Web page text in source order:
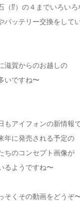
（⁉︎）の４までいろい
バッテリー交換をして
滋賀からのお越しの
いですね〜
もアイフォンの新情報
年に発売される予定の
ちのコンセプト画像が
るようですね〜
そくその動画をどうぞ